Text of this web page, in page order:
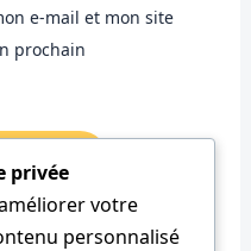
e-mail et mon site
prochain
privée
votre
personnalisé